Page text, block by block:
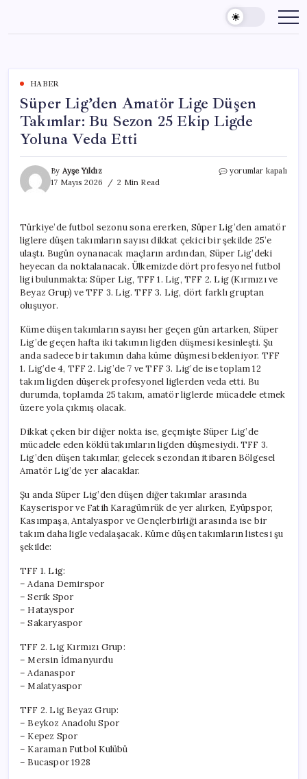
content
HABER
Süper Lig’den Amatör Lige Düşen
Takımlar: Bu Sezon 25 Ekip Ligde
Yoluna Veda Etti
By Ayşe Yıldız
17 Mayıs 2026
2 Min Read
Süper
Takımlar:
Bu
Sezon
25
Ekip
Ligde
Yoluna
için
yorumlar kapalı
Türkiye’de futbol sezonu sona ererken, Süper Lig’den amatör
liglere düşen takımların sayısı dikkat çekici bir şekilde 25’e
ulaştı. Bugün oynanacak maçların ardından, Süper Lig’deki
heyecan da noktalanacak. Ülkemizde dört profesyonel futbol
ligi bulunmakta: Süper Lig, TFF 1. Lig, TFF 2. Lig (Kırmızı ve
Beyaz Grup) ve TFF 3. Lig. TFF 3. Lig, dört farklı gruptan
oluşuyor.
Küme düşen takımların sayısı her geçen gün artarken, Süper
Lig’de geçen hafta iki takımın ligden düşmesi kesinleşti. Şu
anda sadece bir takımın daha küme düşmesi bekleniyor. TFF
1. Lig’de 4, TFF 2. Lig’de 7 ve TFF 3. Lig’de ise toplam 12
takım ligden düşerek profesyonel liglerden veda etti. Bu
durumda, toplamda 25 takım, amatör liglerde mücadele etmek
üzere yola çıkmış olacak.
Dikkat çeken bir diğer nokta ise, geçmişte Süper Lig’de
mücadele eden köklü takımların ligden düşmesiydi. TFF 3.
Lig’den düşen takımlar, gelecek sezondan itibaren Bölgesel
Amatör Lig’de yer alacaklar.
Şu anda Süper Lig’den düşen diğer takımlar arasında
Kayserispor ve Fatih Karagümrük de yer alırken, Eyüpspor,
Kasımpaşa, Antalyaspor ve Gençlerbirliği arasında ise bir
takım daha ligle vedalaşacak. Küme düşen takımların listesi şu
şekilde:
TFF 1. Lig:
– Adana Demirspor
– Serik Spor
– Hatayspor
– Sakaryaspor
TFF 2. Lig Kırmızı Grup:
– Mersin İdmanyurdu
– Adanaspor
– Malatyaspor
TFF 2. Lig Beyaz Grup:
– Beykoz Anadolu Spor
– Kepez Spor
– Karaman Futbol Kulübü
– Bucaspor 1928